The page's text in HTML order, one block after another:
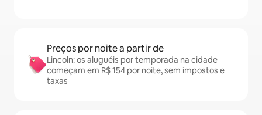
Preços por noite a partir de
Lincoln: os aluguéis por temporada na cidade
começam em R$ 154 por noite, sem impostos e
taxas